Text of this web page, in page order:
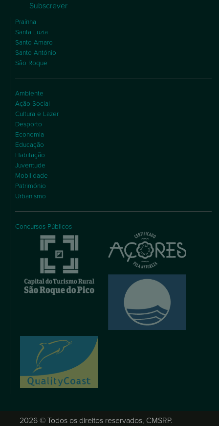
Subscrever
Praínha
Santa Luzia
Santo Amaro
Santo António
São Roque
Ambiente
Ação Social
Cultura e Lazer
Desporto
Economia
Educação
Habitação
Juventude
Mobilidade
Património
Urbanismo
Concursos Públicos
2026 © Todos os direitos reservados, CMSRP.